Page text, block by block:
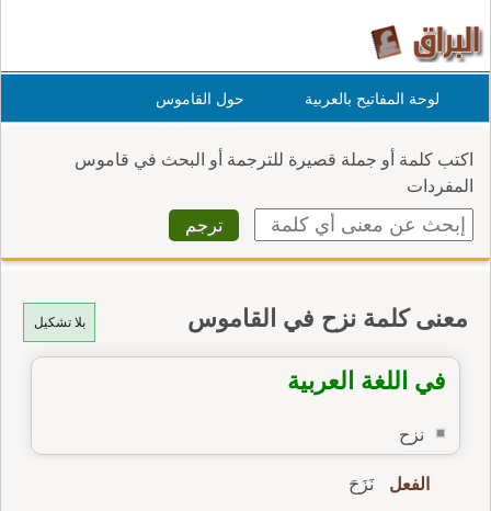
لوحة المفاتيح بالعربية حول القاموس
اكتب كلمة أو جملة قصيرة للترجمة أو البحث في قاموس
المفردات
بلا تشكيل معنى كلمة نزح في القاموس
في اللغة العربية
نزح
الفعل نَزَحَ